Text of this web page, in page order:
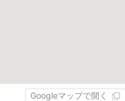
Googleマップで開く